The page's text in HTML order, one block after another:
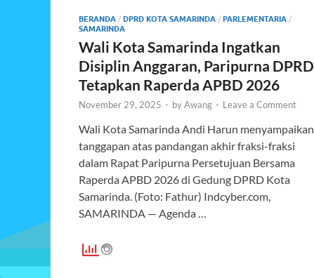
BERANDA / DPRD KOTA SAMARINDA / PARLEMENTARIA /
SAMARINDA
Wali Kota Samarinda Ingatkan
Disiplin Anggaran, Paripurna DPRD
Tetapkan Raperda APBD 2026
November 29, 2025 - byAwang - Leave a Comment
Wali Kota Samarinda Andi Harun menyampaikan
tanggapan atas pandangan akhir fraksi-fraksi
dalam Rapat Paripurna Persetujuan Bersama
Raperda APBD 2026 di Gedung DPRD Kota
Samarinda. (Foto: Fathur) Indcyber.com,
SAMARINDA — Agenda …